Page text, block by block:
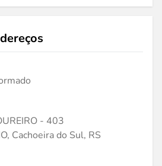
- 403
Cachoeira do Sul, RS